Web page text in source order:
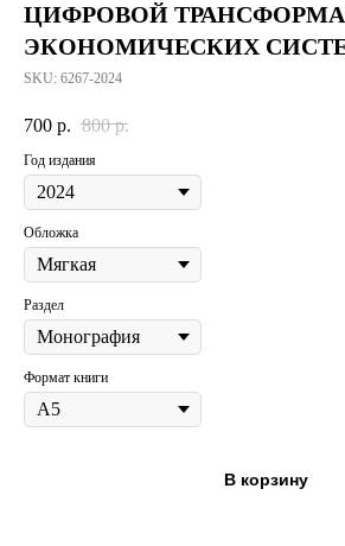
ЦИФРОВОЙ
ЭКОНОМИЧЕСКИХ
SKU: 6267-2024
700 р. 800 р.
Год издания
Обложка
Раздел
Формат книги
В корзину